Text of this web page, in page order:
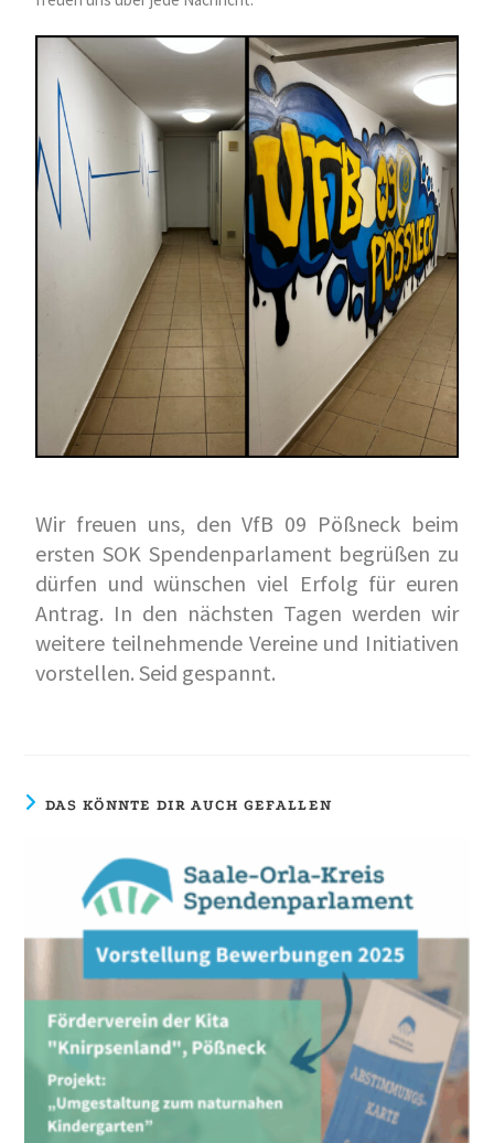
Wir freuen uns, den VfB 09 Pößneck beim
ersten SOK Spendenparlament begrüßen zu
dürfen und wünschen viel Erfolg für euren
Antrag. In den nächsten Tagen werden wir
weitere teilnehmende Vereine und Initiativen
vorstellen. Seid gespannt.
DAS KÖNNTE DIR AUCH GEFALLEN